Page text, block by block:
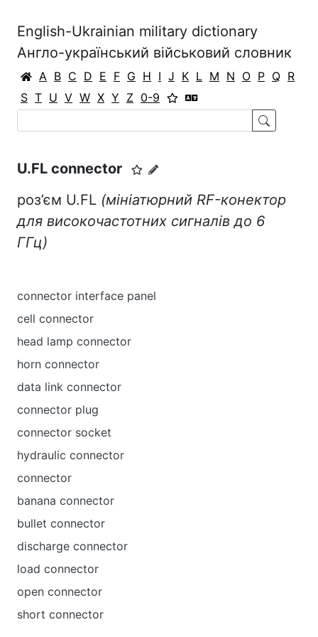
English-Ukrainian military dictionary
Англо-український військовий словник
A B C D E F G H I J K L M N O P Q R
S T U V W X Y Z 0-9
U.FL connector
роз’єм U.FL (мініатюрний RF-конектор
для високочастотних сигналів до 6
ГГц)
connector interface panel
cell connector
head lamp connector
horn connector
data link connector
connector plug
connector socket
hydraulic connector
connector
banana connector
bullet connector
discharge connector
load connector
open connector
short connector